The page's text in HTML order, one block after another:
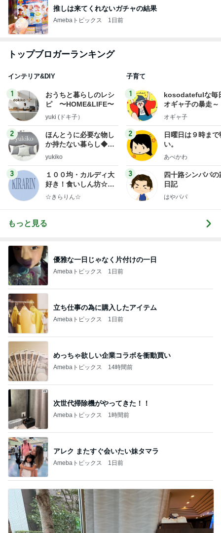
推しは来てくれないガチャの結果
Amebaトピックス 1日前
トップブロガーランキング
インテリア&DIY
1
おうちと暮らしのレシ
ピ 〜HOME&LIFE〜
yuki (ドキ子）
2
ほんとうに必要な物し
か持たない暮らし◆Ke
ep Life Simple◆〜イ
yukiko
3
１００均・カルディ大
好き！食いしん坊☆き
らりん☆のブログ
☆きらりん☆
子育て
1
kosodatefulな毎
オギャ子の暴走～
オギャ子
2
日曜日は９時まで
い。
あべかわ
3
四十路シンパパの
日記
はやパパ
もっと見る
優雅な一日じゃなく片付けの一日
Amebaトピックス 1日前
立ち仕事の為に購入したアイテム
Amebaトピックス 1日前
めっちゃ欲しい企業コラボを衝動買い
Amebaトピックス 14時間前
次世代掃除機がやってきた！！
Amebaトピックス 1時間前
アレク またすぐ会いたい妹タマラ
Amebaトピックス 1日前